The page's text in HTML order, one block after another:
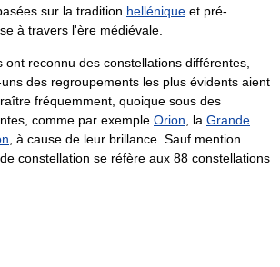
sur la tradition hellénique et pré-
à travers l'ère médiévale.
ont reconnu des constellations différentes,
des regroupements les plus évidents aient
fréquemment, quoique sous des
comme par exemple Orion , la Grande
, à cause de leur brillance. Sauf mention
constellation se réfère aux 88 constellations